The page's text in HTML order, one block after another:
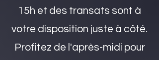
15h et des transats sont à
votre disposition juste à côté.
Profitez de l'après-midi pour